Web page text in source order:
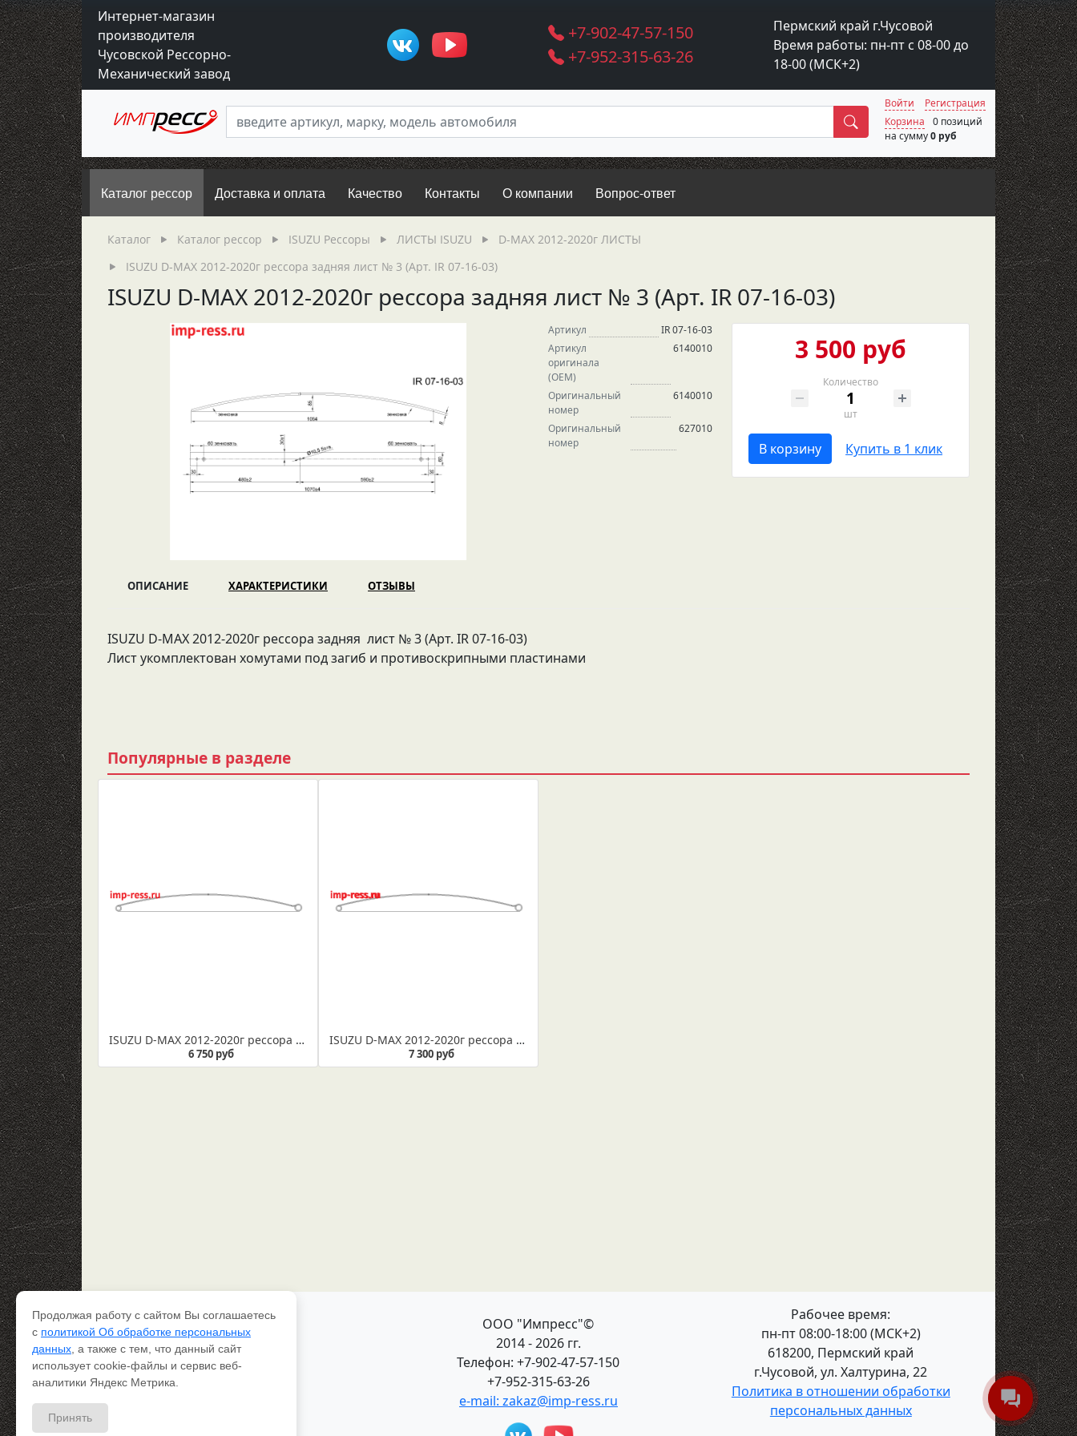
Интернет-магазин
производителя
Чусовской Рессорно-
Механический завод
+7-902-47-57-150
+7-952-315-63-26
Пермский край г.Чусовой
Время работы: пн-пт с 08-00 до
18-00 (МСК+2)
Поиск
Войти
Регистрация
Корзина
0 позиций
на сумму0 руб
Каталог рессор Доставка и оплата Качество Контакты О компании Вопрос-ответ
Каталог Каталог рессор ISUZU Рессоры ЛИСТЫ ISUZU
D-MAX 2012-2020г ЛИСТЫ
ISUZU D-MAX 2012-2020г рессора задняя лист № 3 (Арт. IR 07-16-03)
ISUZU D-MAX 2012-2020г рессора задняя лист № 3 (Арт. IR 07-16-03)
Артикул
IR 07-16-03
Артикул
оригинала
(OEM)
6140010
Оригинальный
номер
6140010
Оригинальный
номер
627010
3 500 руб
Количество
шт
В корзину Купить в 1 клик
ОПИСАНИЕ ХАРАКТЕРИСТИКИ ОТЗЫВЫ
ISUZU D-MAX 2012-2020г рессора задняя лист № 3 (Арт. IR 07-16-03)
Лист укомплектован хомутами под загиб и противоскрипными пластинами
Популярные в разделе
ISUZU D-MAX 2012-2020г рессора задняя лист № 1 (коренной) в сборе (Арт. IR 07-16-01в)
6 750 руб
ISUZU D-MAX 2012-2020г рессора задняя лист № 1 (коренной) усиленный (Арт. IR 07-16-01ус)
7 300 руб
Каталог рессор
Доставка и оплата
Качество
Контакты
ООО "Импресс"©
2014 - 2026 гг.
Телефон: +7-902-47-57-150
+7-952-315-63-26
e-mail: zakaz@imp-ress.ru
Рабочее время:
пн-пт 08:00-18:00 (МСК+2)
618200, Пермский край
г.Чусовой, ул. Халтурина, 22
Политика в отношении обработки
персональных данных
Продолжая работу с сайтом Вы соглашаетесь
с политикой Об обработке персональных
данных , а также с тем, что данный сайт
использует cookie-файлы и сервис веб-
аналитики Яндекс Метрика.
Принять